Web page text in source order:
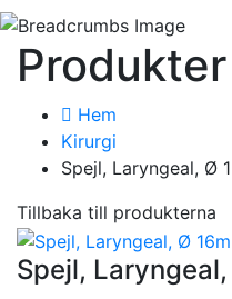
Produkter
Hem
Kirurgi
Spejl, Laryngeal, Ø
Tillbaka till produkterna
Spejl,